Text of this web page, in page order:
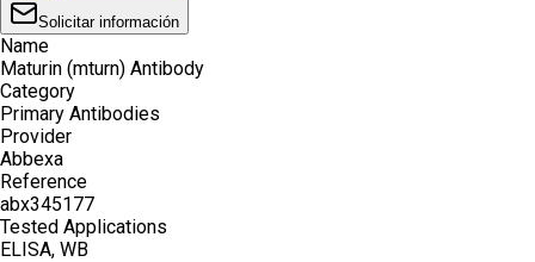
Solicitar información
Name
Maturin (mturn) Antibody
Category
Primary Antibodies
Provider
Abbexa
Reference
abx345177
Tested Applications
ELISA, WB